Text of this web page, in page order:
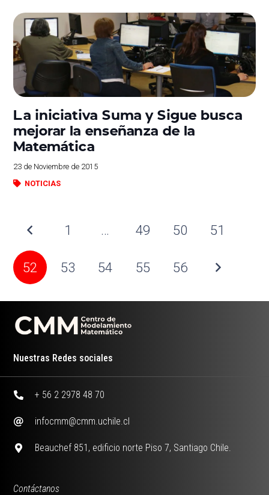
La iniciativa Suma y Sigue busca
mejorar la enseñanza de la
Matemática
23 de Noviembre de 2015
NOTICIAS
1 … 49 50 51
52 53 54 55 56
Nuestras Redes sociales
+ 56 2 2978 48 70
infocmm@cmm.uchile.cl
Beauchef 851, edificio norte Piso 7, Santiago Chile.
Contáctanos